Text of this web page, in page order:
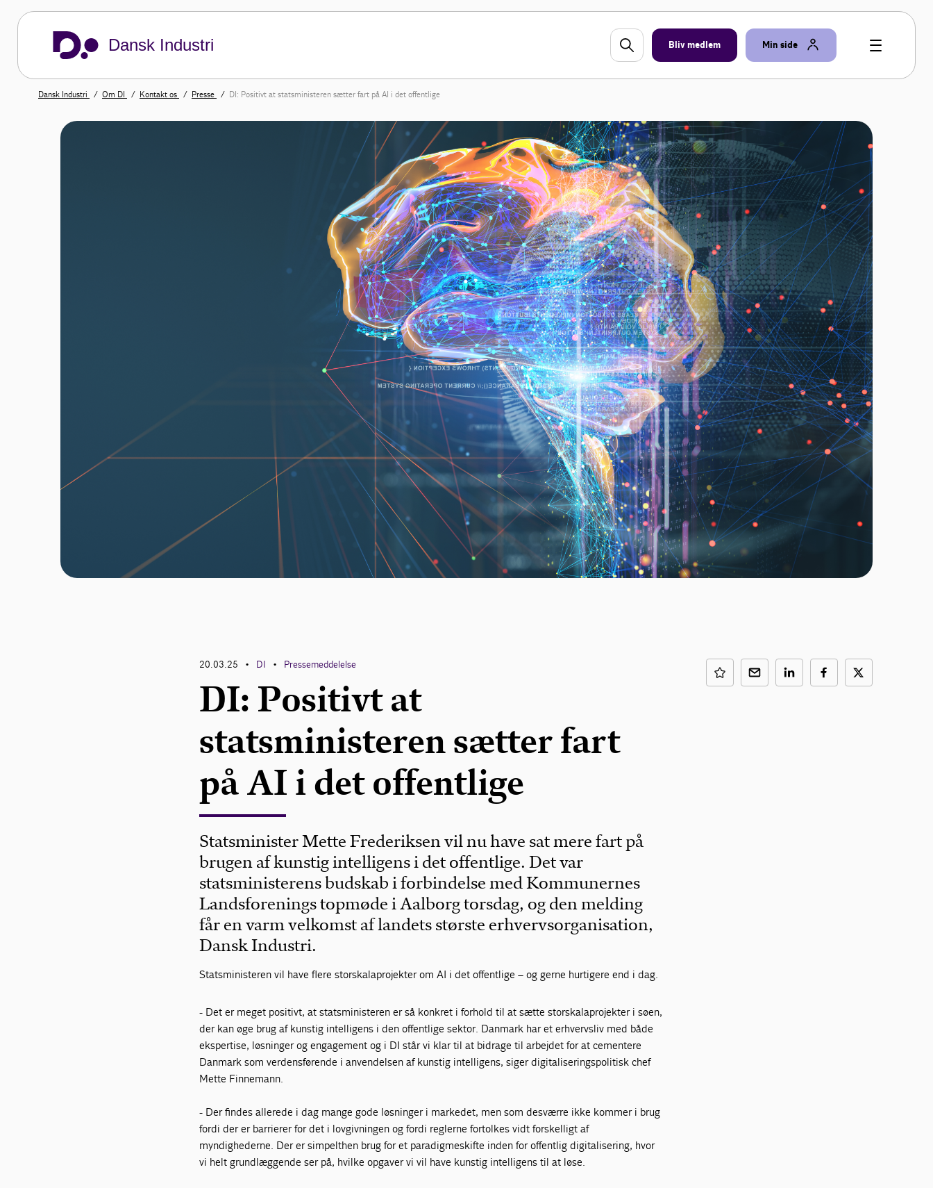
Dansk Industri Bliv medlem Min side
Dansk Industri Om DI Kontakt os Presse DI: Positivt at statsministeren sætter fart på AI i det offentlige
20.03.25 • DI • Pressemeddelelse
DI: Positivt at
statsministeren sætter fart
på AI i det offentlige
Statsminister Mette Frederiksen vil nu have sat mere fart på
brugen af kunstig intelligens i det offentlige. Det var
statsministerens budskab i forbindelse med Kommunernes
Landsforenings topmøde i Aalborg torsdag, og den melding
får en varm velkomst af landets største erhvervsorganisation,
Dansk Industri.
Statsministeren vil have flere storskalaprojekter om AI i det offentlige – og gerne hurtigere end i dag.
- Det er meget positivt, at statsministeren er så konkret i forhold til at sætte storskalaprojekter i søen,
der kan øge brug af kunstig intelligens i den offentlige sektor. Danmark har et erhvervsliv med både
ekspertise, løsninger og engagement og i DI står vi klar til at bidrage til arbejdet for at cementere
Danmark som verdensførende i anvendelsen af kunstig intelligens, siger digitaliseringspolitisk chef
Mette Finnemann.
- Der findes allerede i dag mange gode løsninger i markedet, men som desværre ikke kommer i brug
fordi der er barrierer for det i lovgivningen og fordi reglerne fortolkes vidt forskelligt af
myndighederne. Der er simpelthen brug for et paradigmeskifte inden for offentlig digitalisering, hvor
vi helt grundlæggende ser på, hvilke opgaver vi vil have kunstig intelligens til at løse.